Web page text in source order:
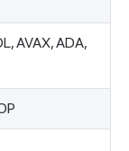
AVAX, ADA,